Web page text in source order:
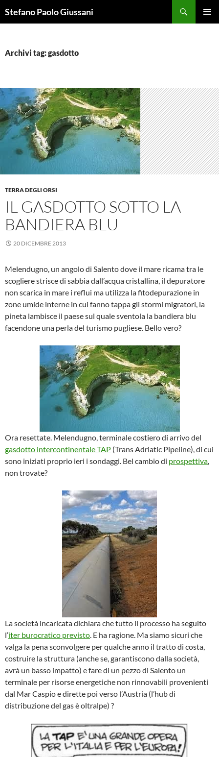
alStefano Paolo Giussani
Archivi tag: gasdotto
TERRA DEGLI ORSI
IL GASDOTTO SOTTO LA
BANDIERA BLU
20 DICEMBRE 2013
Melendugno, un angolo di Salento dove il mare ricama tra le
scogliere strisce di sabbia dall’acqua cristallina, il depuratore
non scarica in mare i reflui ma utilizza la fitodepurazione in
zone umide interne in cui fanno tappa gli stormi migratori, la
pineta lambisce il paese sul quale sventola la bandiera blu
facendone una perla del turismo pugliese. Bello vero?
Ora resettate. Melendugno, terminale costiero di arrivo del
gasdotto intercontinentale TAP (Trans Adriatic Pipeline), di cui
sono iniziati proprio ieri i sondaggi. Bel cambio di prospettiva,
non trovate?
La società incaricata dichiara che tutto il processo ha seguito
l’iter burocratico previsto. E ha ragione. Ma siamo sicuri che
valga la pena sconvolgere per qualche anno il tratto di costa,
costruire la struttura (anche se, garantiscono dalla società,
avrà un basso impatto) e fare di un pezzo di Salento un
terminale per risorse energetiche non rinnovabili provenienti
dal Mar Caspio e dirette poi verso l’Austria (l’hub di
distribuzione del gas è oltralpe) ?